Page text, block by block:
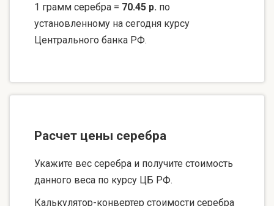
1 грамм серебра = 70.45 р. по
установленному на сегодня курсу
Центрального банка РФ.
Расчет цены серебра
Укажите вес серебра и получите стоимость
данного веса по курсу ЦБ РФ.
Калькулятор-конвертер стоимости серебра